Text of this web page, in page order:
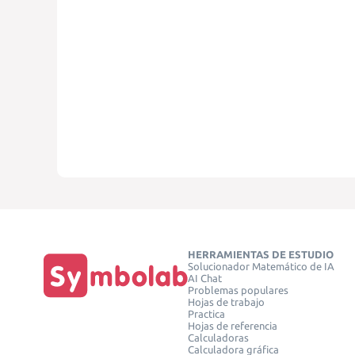
HERRAMIENTAS DE ESTUDIO
Solucionador Matemático de IA
AI Chat
Problemas populares
Hojas de trabajo
Practica
Hojas de referencia
Calculadoras
Calculadora gráfica